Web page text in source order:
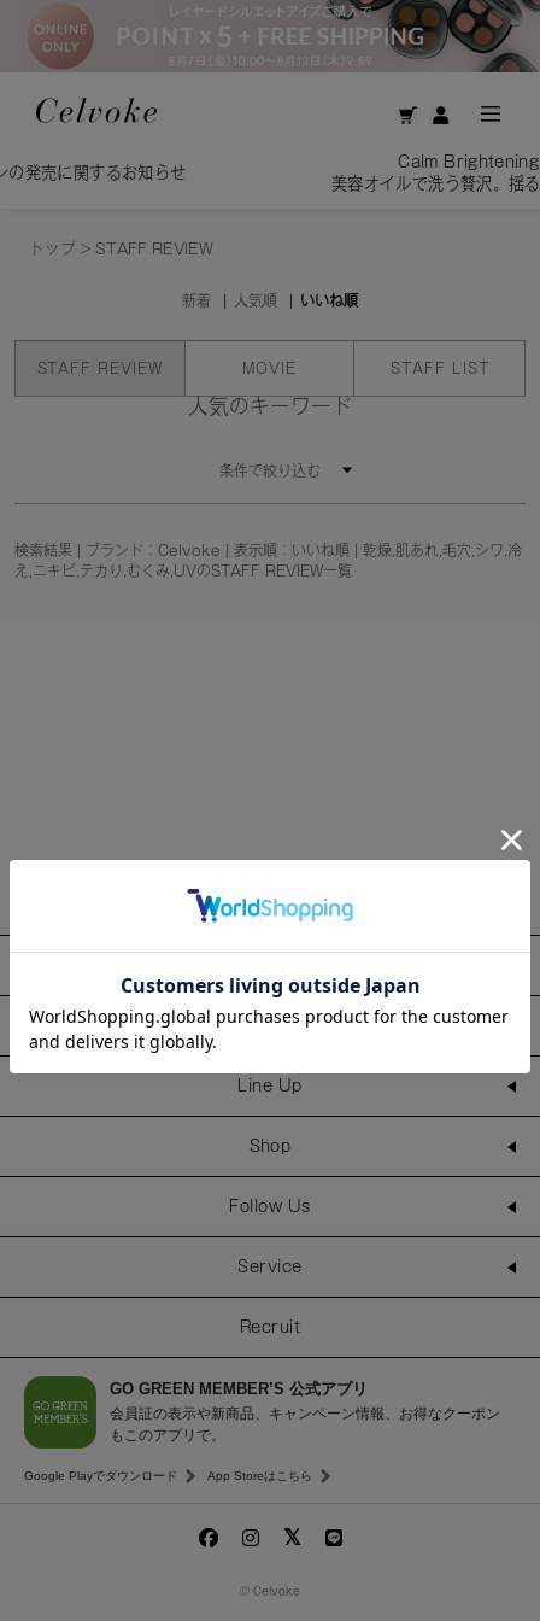
お知らせ
Calm Brightening Cleansing
美容オイルで洗う贅沢。揺るがない、透
トップ > STAFF REVIEW
新着 人気順 いいね順
STAFF REVIEW MOVIE STAFF LIST
人気のキーワード
条件で絞り込む
検索結果 | ブランド：Celvoke | 表示順：いいね順 | 乾燥,肌あれ,毛穴,シワ,冷
え,ニキビ,テカり,むくみ,UVのSTAFF REVIEW一覧
Information
Line Up
Shop
Follow Us
Service
Recruit
GO GREEN MEMBER’S 公式アプリ
会員証の表示や新商品、キャンペーン情報、お得なクーポン
もこのアプリで。
Google Playでダウンロード App Storeはこちら
© Celvoke